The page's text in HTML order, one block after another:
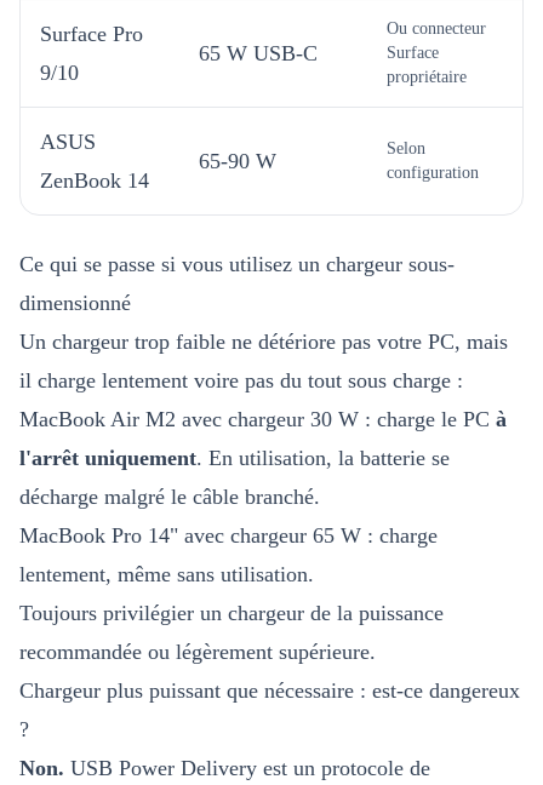
Surface Pro
9/10
65 W USB-C
Ou connecteur
Surface
propriétaire
ASUS
ZenBook 14
65-90 W
Selon
configuration
Ce qui se passe si vous utilisez un chargeur sous-
dimensionné
Un chargeur trop faible ne détériore pas votre PC, mais
il charge lentement voire pas du tout sous charge :
MacBook Air M2 avec chargeur 30 W : charge le PC à
l'arrêt uniquement. En utilisation, la batterie se
décharge malgré le câble branché.
MacBook Pro 14" avec chargeur 65 W : charge
lentement, même sans utilisation.
Toujours privilégier un chargeur de la puissance
recommandée ou légèrement supérieure.
Chargeur plus puissant que nécessaire : est-ce dangereux
?
Non. USB Power Delivery est un protocole de